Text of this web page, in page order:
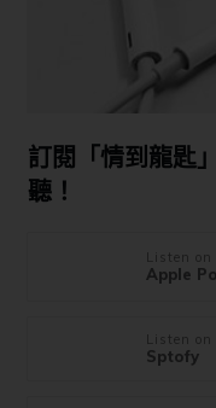
訂閱「情到龍匙
聽！
Listen on
Apple
Listen on
Sptofy